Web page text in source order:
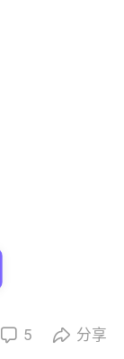
 5  分享